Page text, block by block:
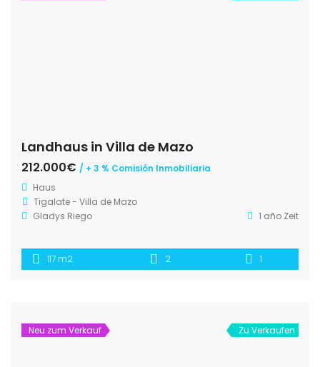
Landhaus in Villa de Mazo
212.000€ / + 3 % Comisión Inmobiliaria
Haus
Tigalate - Villa de Mazo
Gladys Riego
1 año Zeit
117 m2 2 1
Neu zum Verkauf Zu Verkaufen